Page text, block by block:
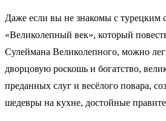
Даже если вы не знакомы с турецким
«Великолепный век», который
Сулеймана Великолепного, можно
дворцовую роскошь и богатство,
преданных слуг и весёлого повара,
шедевры на кухне, достойные